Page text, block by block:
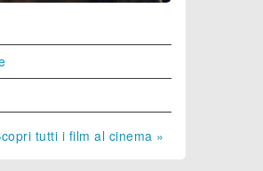
tutti i film al cinema »